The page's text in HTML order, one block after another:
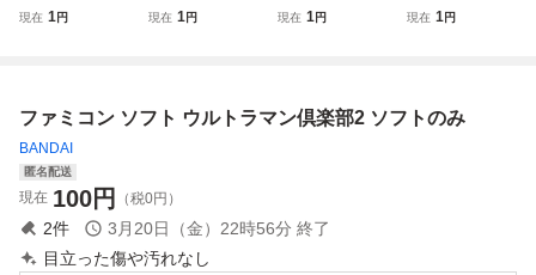
ン倶楽部２
現在 1円
倶楽部2 帰って
現在 1円
ン倶楽部２
現在 1円
ン倶楽部２ 帰っ
現在 1円
ファミコン ソフト ウルトラマン倶楽部2 ソフトのみ
BANDAI
匿名配送
現在 100円 （税0円）
2件 3月20日（金）22時56分 終了
目立った傷や汚れなし